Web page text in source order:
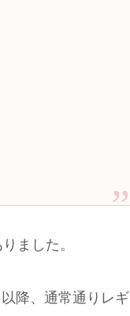
ました。
降、通常通りレギ